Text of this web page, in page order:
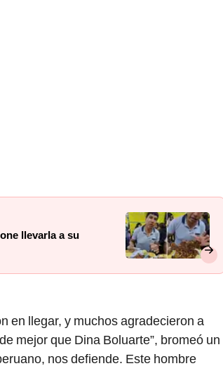
llevarla a su
en llegar, y muchos agradecieron a
mejor que Dina Boluarte”, bromeó un
nos defiende. Este hombre